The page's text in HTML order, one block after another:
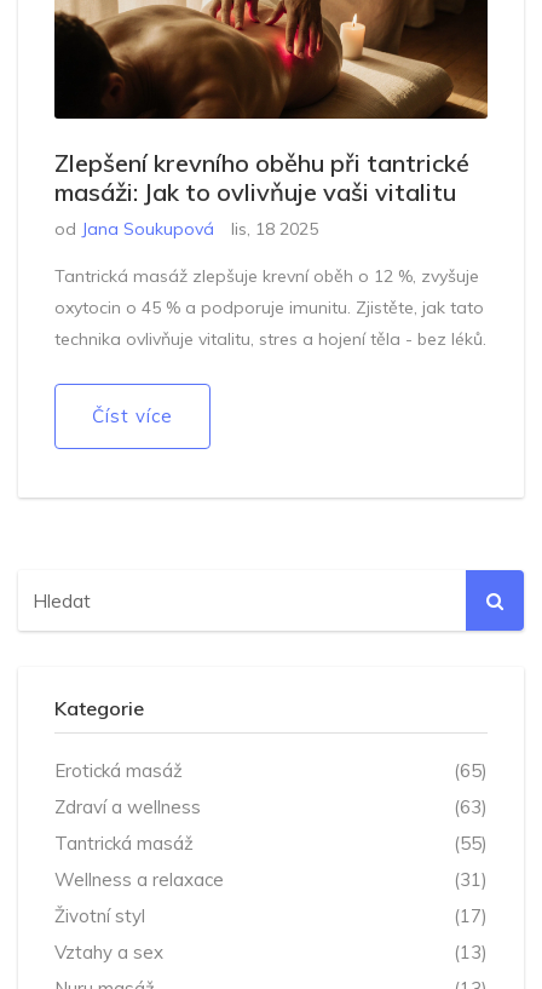
Zlepšení krevního oběhu při tantrické
masáži: Jak to ovlivňuje vaši vitalitu
od Jana Soukupová lis, 18 2025
Tantrická masáž zlepšuje krevní oběh o 12 %, zvyšuje
oxytocin o 45 % a podporuje imunitu. Zjistěte, jak tato
technika ovlivňuje vitalitu, stres a hojení těla - bez léků.
Číst více
Kategorie
Erotická masáž
(65)
Zdraví a wellness
(63)
Tantrická masáž
(55)
Wellness a relaxace
(31)
Životní styl
(17)
Vztahy a sex
(13)